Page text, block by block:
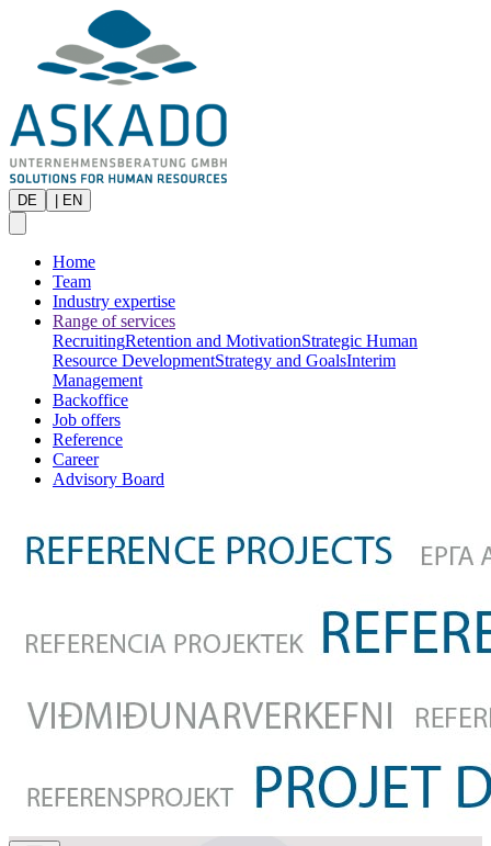
DE EN
Home
Team
Industry expertise
Range of services
RecruitingRetention and MotivationStrategic Human
Resource DevelopmentStrategy and GoalsInterim
Management
Backoffice
Job offers
Reference
Career
Advisory Board